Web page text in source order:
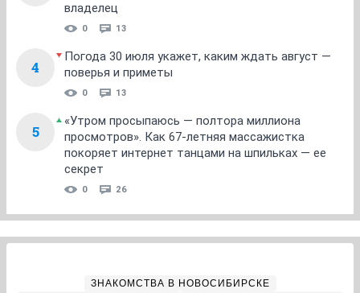
владелец
0 13
4
Погода 30 июля укажет, каким ждать август —
поверья и приметы
0 13
5
«Утром просыпаюсь — полтора миллиона
просмотров». Как 67-летняя массажистка
покоряет интернет танцами на шпильках — ее
секрет
0 26
ЗНАКОМСТВА В НОВОСИБИРСКЕ